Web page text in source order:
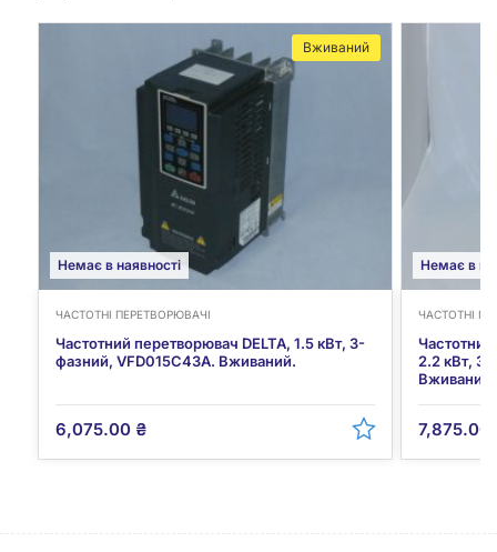
Немає в наявності
Вживаний
ЧАСТОТНІ ПЕРЕТВОРЮВАЧІ
Частотний перетворювач DELTA, 1.5 кВт, 3-
фазний, VFD015C43A. Вживаний.
6,075.00 ₴
Немає в
ЧАСТОТНІ
Частотний
2.2 кВт,
7,875.00